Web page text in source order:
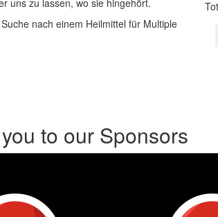
uns zu lassen, wo sie hingehört.
nach einem Heilmittel für Multiple
to our Sponsors